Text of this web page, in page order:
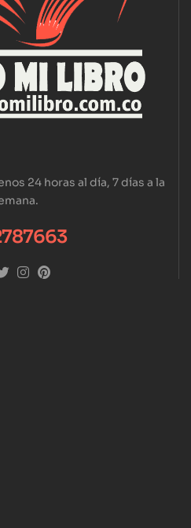
24 horas al día, 7 días a la